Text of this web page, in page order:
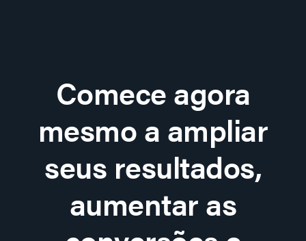
Comece agora
mesmo a ampliar
seus resultados,
aumentar as